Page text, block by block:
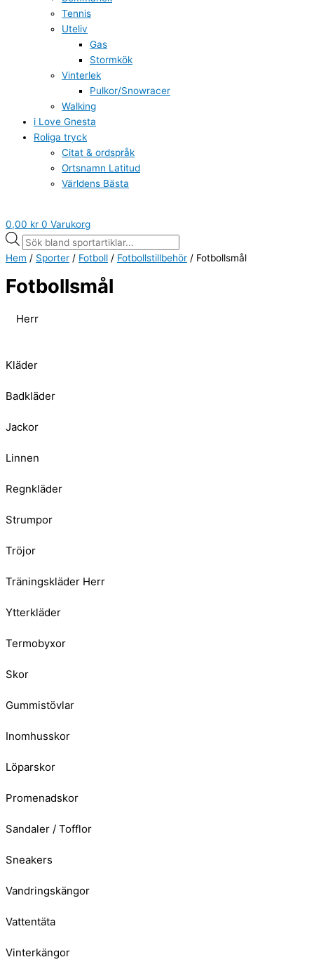
Tennis
Uteliv
Gas
Stormkök
Vinterlek
Pulkor/Snowracer
Walking
i Love Gnesta
Roliga tryck
Citat & ordspråk
Ortsnamn Latitud
Världens Bästa
0,00 kr 0 Varukorg
Hem / Sporter / Fotboll / Fotbollstillbehör / Fotbollsmål
Fotbollsmål
Herr
Kläder
Badkläder
Jackor
Linnen
Regnkläder
Strumpor
Tröjor
Träningskläder Herr
Ytterkläder
Termobyxor
Skor
Gummistövlar
Inomhusskor
Löparskor
Promenadskor
Sandaler / Tofflor
Sneakers
Vandringskängor
Vattentäta
Vinterkängor